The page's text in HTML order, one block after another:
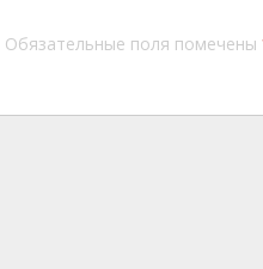
Обязательные поля помечены